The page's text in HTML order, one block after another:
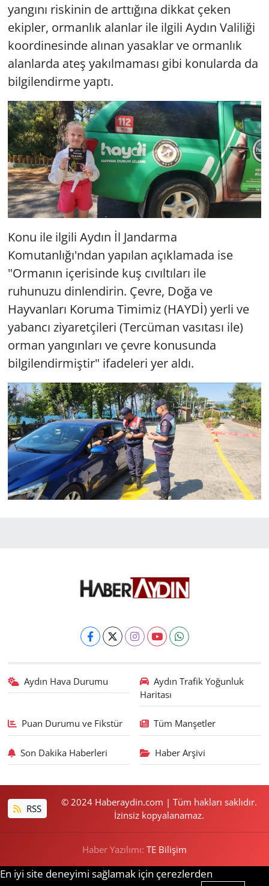
yangını riskinin de arttığına dikkat çeken
ekipler, ormanlık alanlar ile ilgili Aydın Valiliği
koordinesinde alınan yasaklar ve ormanlık
alanlarda ateş yakılmaması gibi konularda da
bilgilendirme yaptı.
Konu ile ilgili Aydın İl Jandarma
Komutanlığı'ndan yapılan açıklamada ise
"Ormanın içerisinde kuş cıvıltıları ile
ruhunuzu dinlendirin. Çevre, Doğa ve
Hayvanları Koruma Timimiz (HAYDİ) yerli ve
yabancı ziyaretçileri (Tercüman vasıtası ile)
orman yangınları ve çevre konusunda
bilgilendirmiştir" ifadeleri yer aldı.
Aydın Hava Durumu
Aydın Trafik Yoğunluk
Haritası
Puan Durumu ve Fikstür Tüm Manşetler
Son Dakika Haberleri Haber Arşivi
RSS
© 2024 Haberaydin.com | Tüm hakları saklıdır.
İzinsiz kopyalanamaz.
Haber Yazılımı: TE Bilişim
En iyi site deneyimi sağlamak için çerezlerden